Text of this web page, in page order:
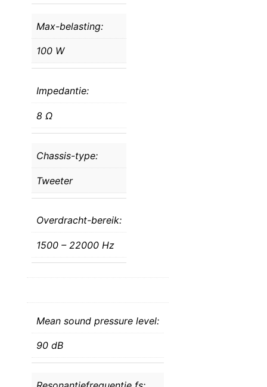
Max-belasting:
100 W
Impedantie:
8 Ω
Chassis-type:
Tweeter
Overdracht-bereik:
1500 – 22000 Hz
Mean sound pressure level:
90 dB